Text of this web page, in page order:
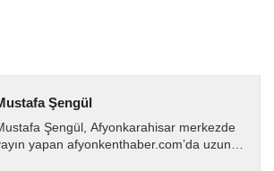
Şengül
Şengül, Afyonkarahisar merkezde
yapan afyonkenthaber.com’da uzun